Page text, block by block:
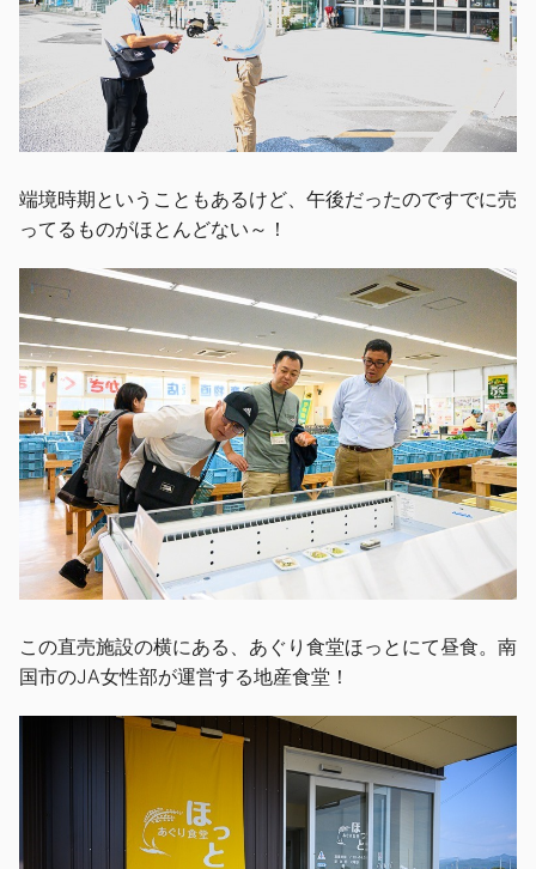
端境時期ということもあるけど、午後だったのですでに売
ってるものがほとんどない～！
この直売施設の横にある、あぐり食堂ほっとにて昼食。南
国市のJA女性部が運営する地産食堂！